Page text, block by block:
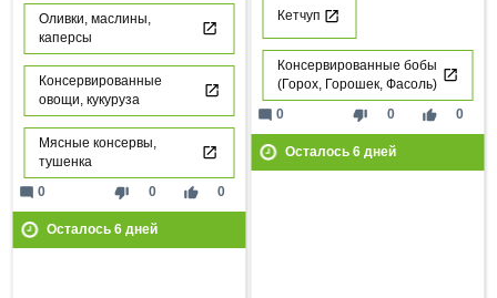
Кетчуп
Консервированные бобы
(Горох, Горошек, Фасоль)
thumb_down 0 thumb_up 0
mode_comment 0
Осталось 6дней
Оливки, маслины,
каперсы
Консервированные
овощи, кукуруза
Мясные консервы,
тушенка
thumb_down 0 thumb_up 0
mode_comment 0
Осталось 6дней